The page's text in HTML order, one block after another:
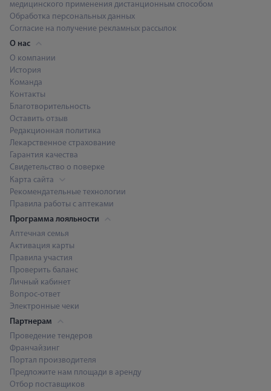
медицинского применения дистанционным способом
Обработка персональных данных
Согласие на получение рекламных рассылок
О нас
О компании
История
Команда
Контакты
Благотворительность
Оставить отзыв
Редакционная политика
Лекарственное страхование
Гарантия качества
Свидетельство о поверке
Карта сайта
Рекомендательные технологии
Правила работы с аптеками
Программа лояльности
Аптечная семья
Активация карты
Правила участия
Проверить баланс
Личный кабинет
Вопрос-ответ
Электронные чеки
Партнерам
Проведение тендеров
Франчайзинг
Портал производителя
Предложите нам площади в аренду
Отбор поставщиков